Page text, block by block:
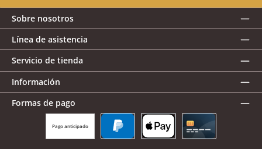
Sobre nosotros
Línea de asistencia
Servicio de tienda
Información
Formas de pago
Pago anticipado